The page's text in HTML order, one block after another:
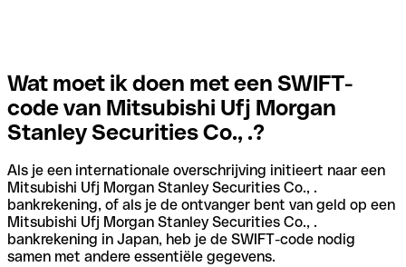
Wat moet ik doen met een SWIFT-
code van Mitsubishi Ufj Morgan
Stanley Securities Co., .?
Als je een internationale overschrijving initieert naar een
Mitsubishi Ufj Morgan Stanley Securities Co., .
bankrekening, of als je de ontvanger bent van geld op een
Mitsubishi Ufj Morgan Stanley Securities Co., .
bankrekening in Japan, heb je de SWIFT-code nodig
samen met andere essentiële gegevens.